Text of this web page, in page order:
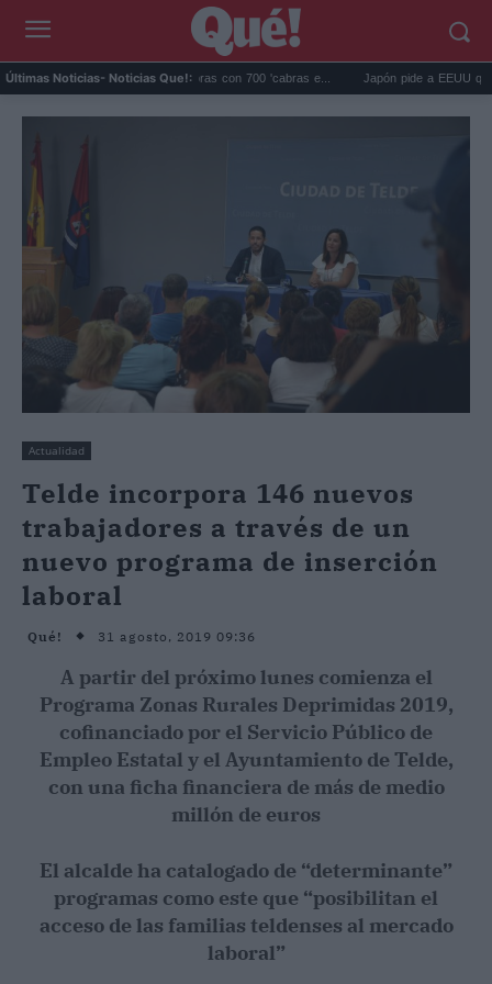
Últimas Noticias- Noticias Que!:
eliminó 140.000 cabras con 700 'cabras e... Japón pide a EEUU que deje
Actualidad
Telde incorpora 146 nuevos
trabajadores a través de un
nuevo programa de inserción
laboral
Qué! 31 agosto, 2019 09:36
A partir del próximo lunes comienza el
Programa Zonas Rurales Deprimidas 2019,
cofinanciado por el Servicio Público de
Empleo Estatal y el Ayuntamiento de Telde,
con una ficha financiera de más de medio
millón de euros
El alcalde ha catalogado de “determinante”
programas como este que “posibilitan el
acceso de las familias teldenses al mercado
laboral”